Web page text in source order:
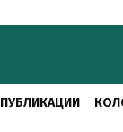
ПУБЛИКАЦИИ